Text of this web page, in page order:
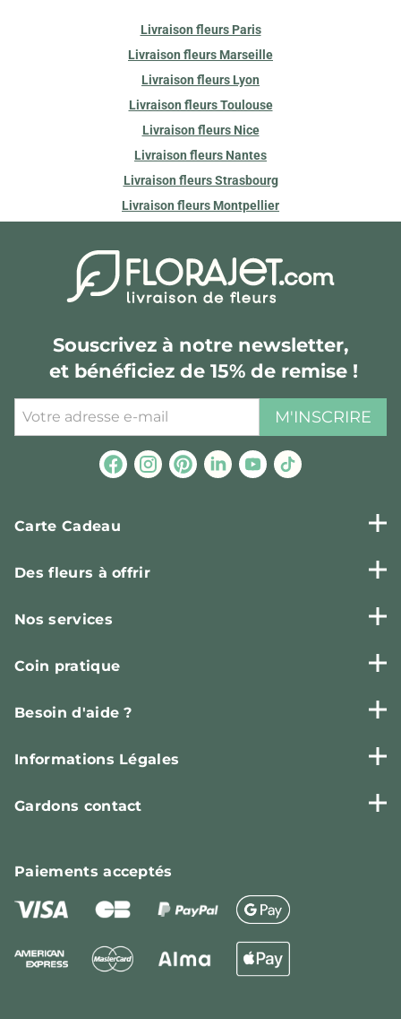
Livraison fleurs Paris
Livraison fleurs Marseille
Livraison fleurs Lyon
Livraison fleurs Toulouse
Livraison fleurs Nice
Livraison fleurs Nantes
Livraison fleurs Strasbourg
Livraison fleurs Montpellier
Souscrivez à notre newsletter,
et bénéficiez de 15% de remise !
M'INSCRIRE
Carte Cadeau
Des fleurs à offrir
Nos services
Coin pratique
Besoin d'aide ?
Informations Légales
Gardons contact
Paiementsacceptés